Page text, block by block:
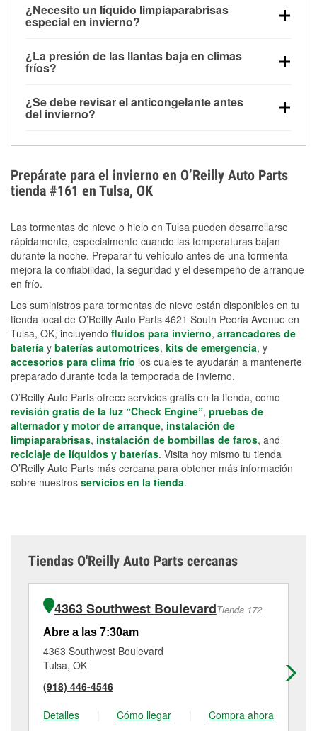
debajo de los 32 °F y puede perder hasta la mitad de
su potencia de arranque cerca de los 0 °F, lo que
arranque.
¿Necesito un líquido limpiaparabrisas
especial en invierno?
la congelación y ayuda a disolver la sal y la nieve
derretida en la carretera para mejorar la visibilidad.
¿La presión de las llantas baja en climas
fríos?
alrededor de 1 PSI por cada 10 °F que baja la
temperatura. Puedes obtener más información sobre
¿Se debe revisar el anticongelante antes
del invierno?
el sobrecalentamiento en condiciones de frío
extremo. Aprende cómo comprobar la protección
anticongelante en nuestra sección How-To.
Prepárate para el invierno en O’Reilly Auto Parts
tienda #161 en Tulsa, OK
Las tormentas de nieve o hielo en Tulsa pueden desarrollarse
rápidamente, especialmente cuando las temperaturas bajan
durante la noche. Preparar tu vehículo antes de una tormenta
mejora la confiabilidad, la seguridad y el desempeño de arranque
en frío.
Los suministros para tormentas de nieve están disponibles en tu
tienda local de O’Reilly Auto Parts 4621 South Peoria Avenue en
Tulsa, OK, incluyendo fluidos para invierno, arrancadores de
batería y baterías automotrices, kits de emergencia, y
accesorios para clima frío los cuales te ayudarán a mantenerte
preparado durante toda la temporada de invierno.
O’Reilly Auto Parts ofrece servicios gratis en la tienda, como
revisión gratis de la luz “Check Engine”, pruebas de
alternador y motor de arranque, instalación de
limpiaparabrisas, instalación de bombillas de faros, and
reciclaje de líquidos y baterías. Visita hoy mismo tu tienda
O’Reilly Auto Parts más cercana para obtener más información
sobre nuestros servicios en la tienda.
Tiendas O'Reilly Auto Parts cercanas
4363 Southwest BoulevardTienda 172
Abre a las 7:30am
4363 Southwest Boulevard
Tulsa, OK
(918) 446-4546
Detalles
| Cómo llegar | Compra ahora